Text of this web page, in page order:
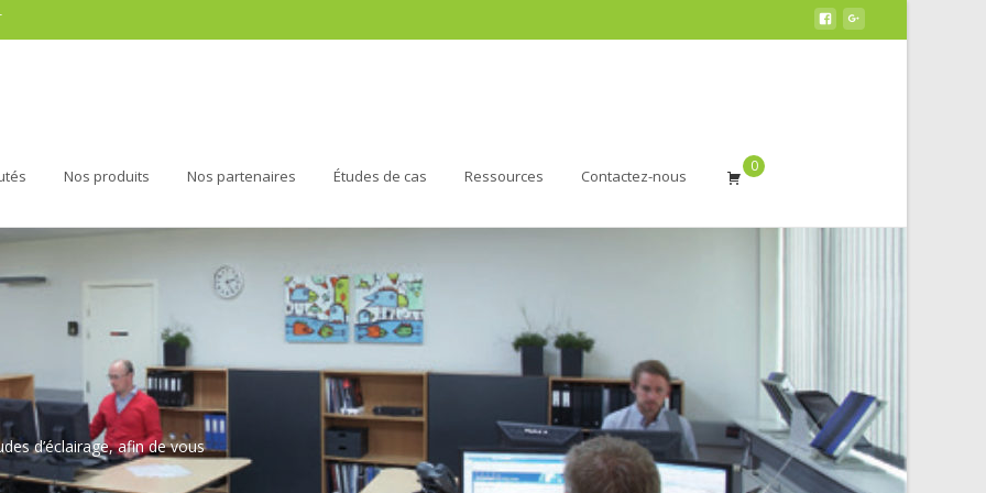
Nos produits Nos partenaires Études de cas Ressources Contactez-nous
0
d’éclairage, afin de vous